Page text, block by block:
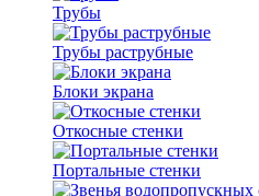
Трубы
Трубы раструбные
Блоки экрана
Откосные стенки
Портальные стенки